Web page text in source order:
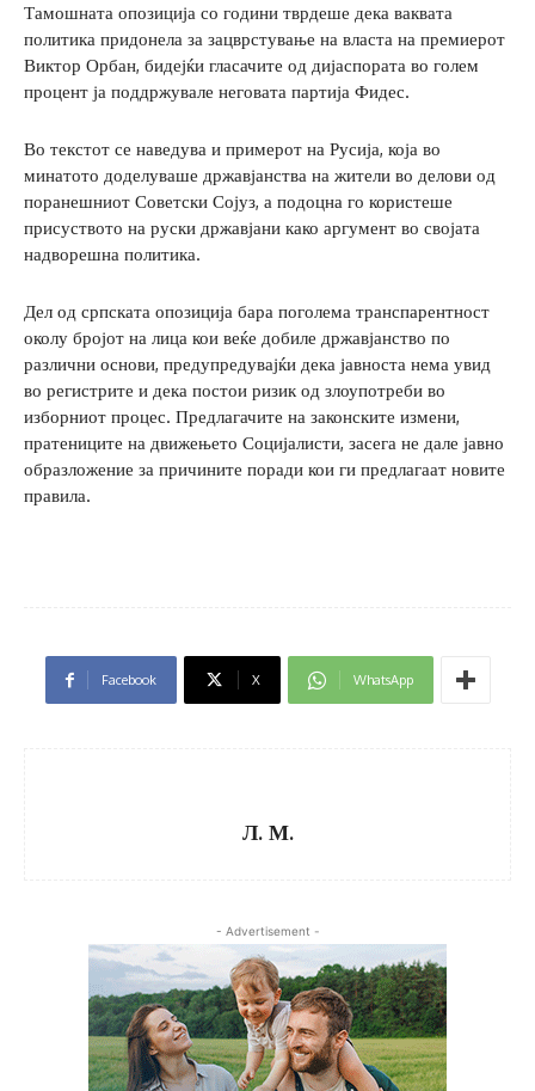
Тамошната опозиција со години тврдеше дека ваквата
политика придонела за зацврстување на власта на премиерот
Виктор Орбан, бидејќи гласачите од дијаспората во голем
процент ја поддржувале неговата партија Фидес.
Во текстот се наведува и примерот на Русија, која во
минатото доделуваше државјанства на жители во делови од
поранешниот Советски Сојуз, а подоцна го користеше
присуството на руски државјани како аргумент во својата
надворешна политика.
Дел од српската опозиција бара поголема транспарентност
околу бројот на лица кои веќе добиле државјанство по
различни основи, предупредувајќи дека јавноста нема увид
во регистрите и дека постои ризик од злоупотреби во
изборниот процес. Предлагачите на законските измени,
пратениците на движењето Социјалисти, засега не дале јавно
образложение за причините поради кои ги предлагаат новите
правила.
Facebook X WhatsApp
Л. М.
- Advertisement -